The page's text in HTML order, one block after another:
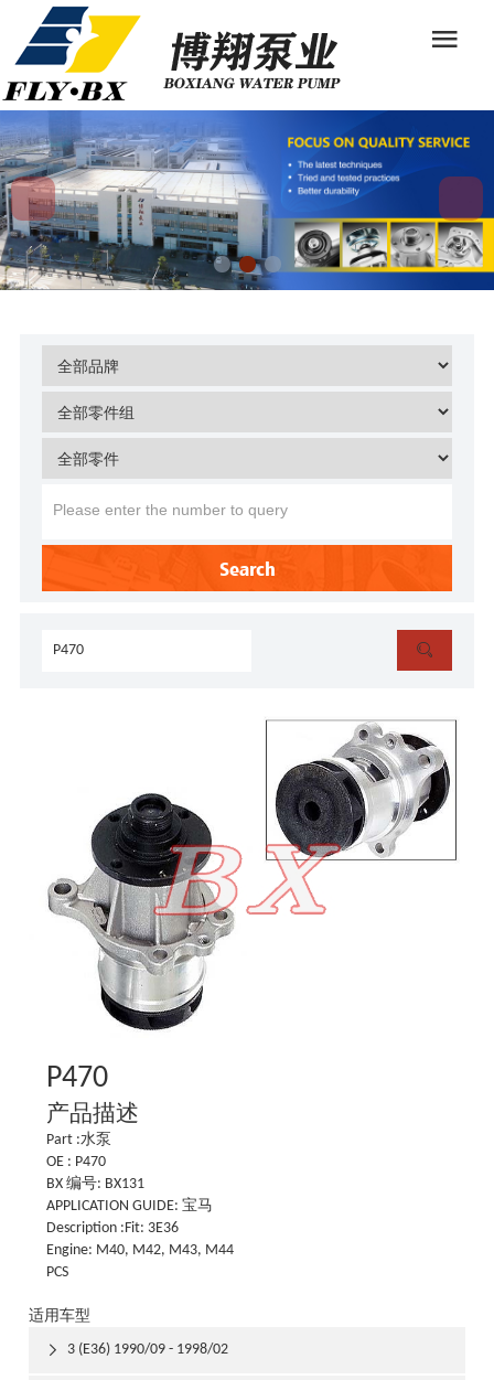
Search

P470
产品描述
Part :水泵
OE : P470
BX 编号: BX131
APPLICATION GUIDE: 宝马
Description :Fit: 3E36
Engine: M40, M42, M43, M44
PCS
适用车型
3 (E36) 1990/09 - 1998/02
